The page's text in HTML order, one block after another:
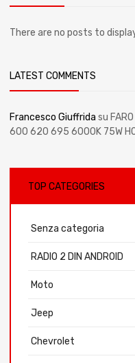
There are no posts to
LATEST COMMENTS
Francesco Giuffrida su
600 620 695 6000K 75W
TOP CATEGORIES
Senza categoria
RADIO 2 DIN ANDROID
Moto
Jeep
Chevrolet